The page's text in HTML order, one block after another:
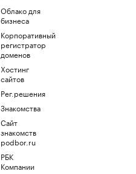
Облако для
бизнеса
Корпоративный
регистратор
доменов
Хостинг
сайтов
Рег.решения
Знакомства
Сайт
знакомств
podbor.ru
РБК
Компании